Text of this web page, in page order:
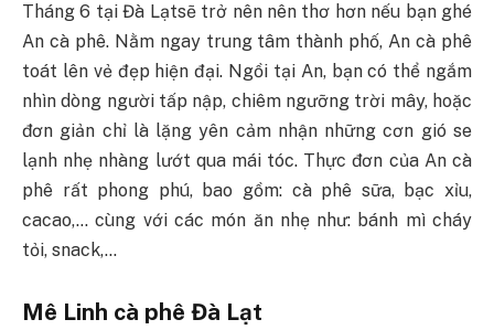
Tháng 6 tại Đà Lạtsẽ trở nên nên thơ hơn nếu bạn ghé
An cà phê. Nằm ngay trung tâm thành phố, An cà phê
toát lên vẻ đẹp hiện đại. Ngồi tại An, bạn có thể ngắm
nhìn dòng người tấp nập, chiêm ngưỡng trời mây, hoặc
đơn giản chỉ là lặng yên cảm nhận những cơn gió se
lạnh nhẹ nhàng lướt qua mái tóc. Thực đơn của An cà
phê rất phong phú, bao gồm: cà phê sữa, bạc xỉu,
cacao,… cùng với các món ăn nhẹ như: bánh mì cháy
tỏi, snack,…
Mê Linh cà phê Đà Lạt